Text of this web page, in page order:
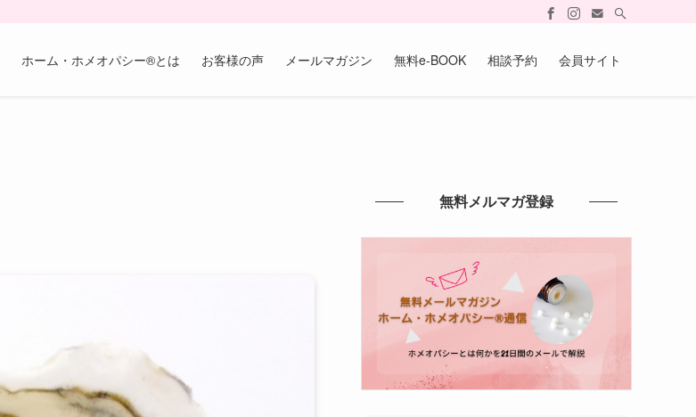
ホーム・ホメオパシー®︎とは お客様の声 メールマガジン 無料e-BOOK 相談予約 会員サイト
無料メルマガ登録